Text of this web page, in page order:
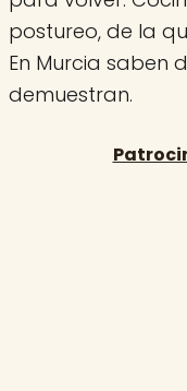
postureo, de la
En Murcia saben
demuestran.